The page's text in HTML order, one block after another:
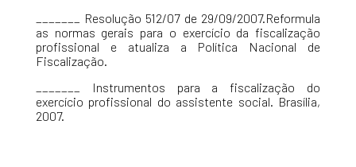
_______ Resolução 512/07 de 29/09/2007.Reformula
as normas gerais para o exercício da fiscalização
profissional e atualiza a Política Nacional de
Fiscalização.
_______ Instrumentos para a fiscalização do
exercício profissional do assistente social. Brasília,
2007.